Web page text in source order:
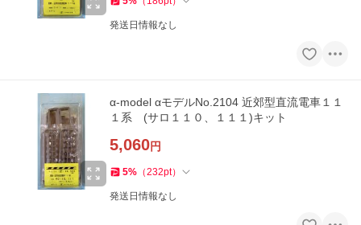
発送日情報なし
α-model αモデルNo.2104 近郊型直流電車１１
１系 (サロ１１０、１１１)キット
5,060円
5% （232pt）
発送日情報なし